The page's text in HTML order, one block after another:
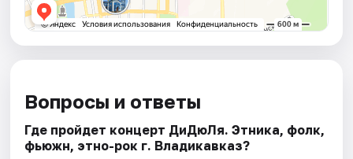
Вопросы и ответы
Где пройдет концерт ДиДюЛя. Этника, фолк,
фьюжн, этно-рок г. Владикавказ?